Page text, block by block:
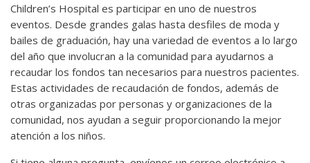
Children’s Hospital es participar en uno de nuestros
eventos. Desde grandes galas hasta desfiles de moda y
bailes de graduación, hay una variedad de eventos a lo largo
del año que involucran a la comunidad para ayudarnos a
recaudar los fondos tan necesarios para nuestros pacientes.
Estas actividades de recaudación de fondos, además de
otras organizadas por personas y organizaciones de la
comunidad, nos ayudan a seguir proporcionando la mejor
atención a los niños.